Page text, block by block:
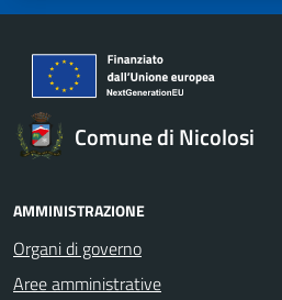
Comune di Nicolosi
AMMINISTRAZIONE
Organi di governo
Aree amministrative